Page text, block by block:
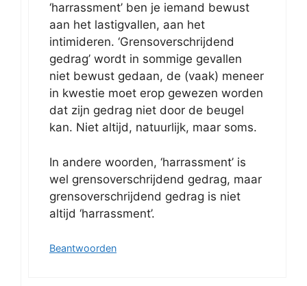
‘harrassment’ ben je iemand bewust
aan het lastigvallen, aan het
intimideren. ‘Grensoverschrijdend
gedrag’ wordt in sommige gevallen
niet bewust gedaan, de (vaak) meneer
in kwestie moet erop gewezen worden
dat zijn gedrag niet door de beugel
kan. Niet altijd, natuurlijk, maar soms.
In andere woorden, ‘harrassment’ is
wel grensoverschrijdend gedrag, maar
grensoverschrijdend gedrag is niet
altijd ‘harrassment’.
Beantwoorden